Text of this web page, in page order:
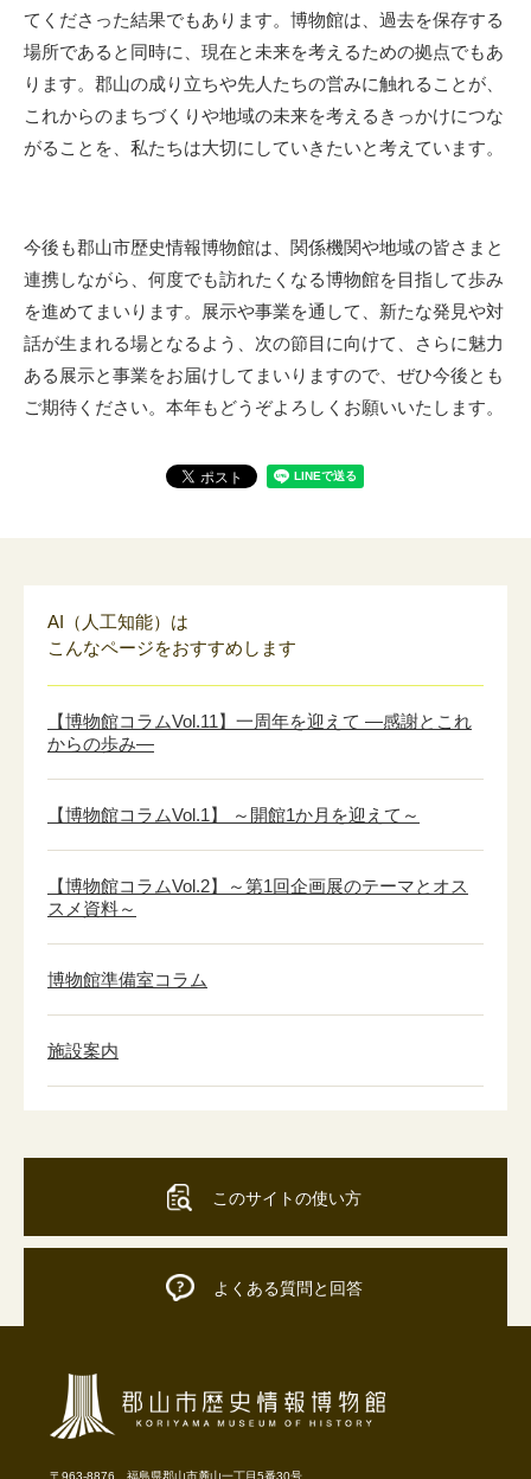
てくださった結果でもあります。博物館は、過去を保存する
場所であると同時に、現在と未来を考えるための拠点でもあ
ります。郡山の成り立ちや先人たちの営みに触れることが、
これからのまちづくりや地域の未来を考えるきっかけにつな
がることを、私たちは大切にしていきたいと考えています。
今後も郡山市歴史情報博物館は、関係機関や地域の皆さまと
連携しながら、何度でも訪れたくなる博物館を目指して歩み
を進めてまいります。展示や事業を通して、新たな発見や対
話が生まれる場となるよう、次の節目に向けて、さらに魅力
ある展示と事業をお届けしてまいりますので、ぜひ今後とも
ご期待ください。本年もどうぞよろしくお願いいたします。
AI（人工知能）は
こんなページをおすすめします
【博物館コラムVol.11】一周年を迎えて ―感謝とこれ
からの歩み―
【博物館コラムVol.1】 ～開館1か月を迎えて～
【博物館コラムVol.2】～第1回企画展のテーマとオス
スメ資料～
博物館準備室コラム
施設案内
このサイトの使い方
よくある質問と回答